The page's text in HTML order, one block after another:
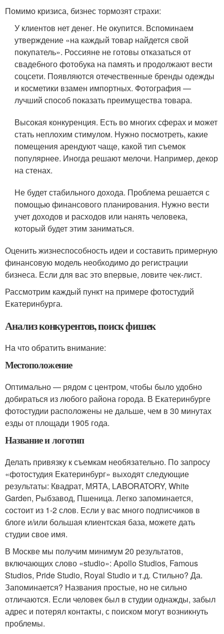
Помимо кризиса, бизнес тормозят страхи:
У клиентов нет денег. Не окупится. Вспоминаем
утверждение «на каждый товар найдется свой
покупатель». Россияне не готовы отказаться от
свадебного фотобука на память и продолжают вести
соцсети. Появляются отечественные бренды одежды
и косметики взамен импортных. Фотография —
лучший способ показать преимущества товара.
Высокая конкуренция. Есть во многих сферах и может
стать неплохим стимулом. Нужно посмотреть, какие
помещения арендуют чаще, какой тип съемок
популярнее. Иногда решают мелочи. Например, декор
на стенах.
Не будет стабильного дохода. Проблема решается с
помощью финансового планирования. Нужно вести
учет доходов и расходов или нанять человека,
который будет этим заниматься.
Оценить жизнеспособность идеи и составить примерную
финансовую модель необходимо до регистрации
бизнеса. Если для вас это впервые, ловите чек-лист.
Рассмотрим каждый пункт на примере фотостудий
Екатеринбурга.
Анализ конкурентов, поиск фишек
На что обратить внимание:
Местоположение
Оптимально — рядом с центром, чтобы было удобно
добираться из любого района города. В Екатеринбурге
фотостудии расположены не дальше, чем в 30 минутах
езды от площади 1905 года.
Название и логотип
Делать привязку к съемкам необязательно. По запросу
«фотостудия Екатеринбург» выходят следующие
результаты: Квадрат, МЯТА, LABORATORY, White
Garden, Рыбзавод, Пшеница. Легко запоминается,
состоит из 1-2 слов. Если у вас много подписчиков в
блоге и/или большая клиентская база, можете дать
студии свое имя.
В Москве мы получим минимум 20 результатов,
включающих слово «studio»: Apollo Studios, Famous
Studios, Pride Studio, Royal Studio и т.д. Стильно? Да.
Запоминается? Названия простые, но не сильно
отличаются. Если человек был в студии однажды, забыл
адрес и потерял контакты, с поиском могут возникнуть
проблемы.